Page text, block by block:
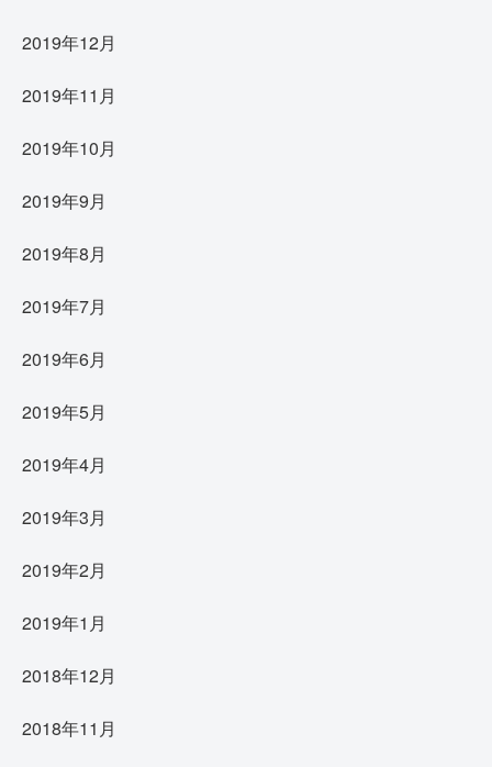
2019年12月
2019年11月
2019年10月
2019年9月
2019年8月
2019年7月
2019年6月
2019年5月
2019年4月
2019年3月
2019年2月
2019年1月
2018年12月
2018年11月